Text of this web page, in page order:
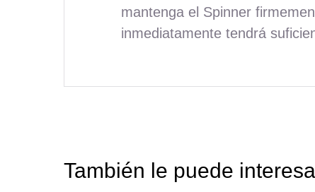
mantenga el Spinner
inmediatamente tendrá
También le puede